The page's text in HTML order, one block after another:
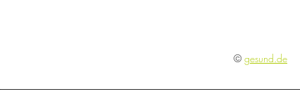
© gesund.de